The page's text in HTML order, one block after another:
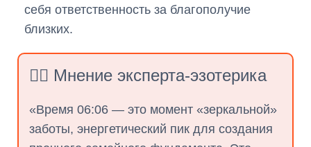
себя ответственность за благополучие
близких.
👨‍⚕️ Мнение эксперта-эзотерика
«Время 06:06 — это момент «зеркальной»
заботы, энергетический пик для создания